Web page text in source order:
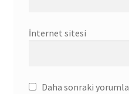
İnternet sitesi
Daha sonraki